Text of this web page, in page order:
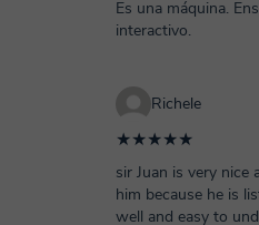
Es una máquina.
interactivo.
Richele
★★★★★
sir Juan is very
him because he is
well and easy to